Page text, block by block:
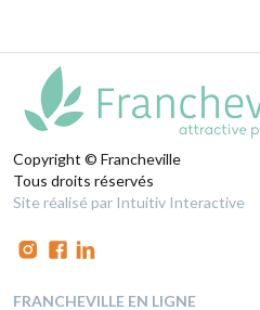
Copyright © Francheville
Tous droits réservés
Site réalisé par Intuitiv Interactive
FRANCHEVILLE EN LIGNE